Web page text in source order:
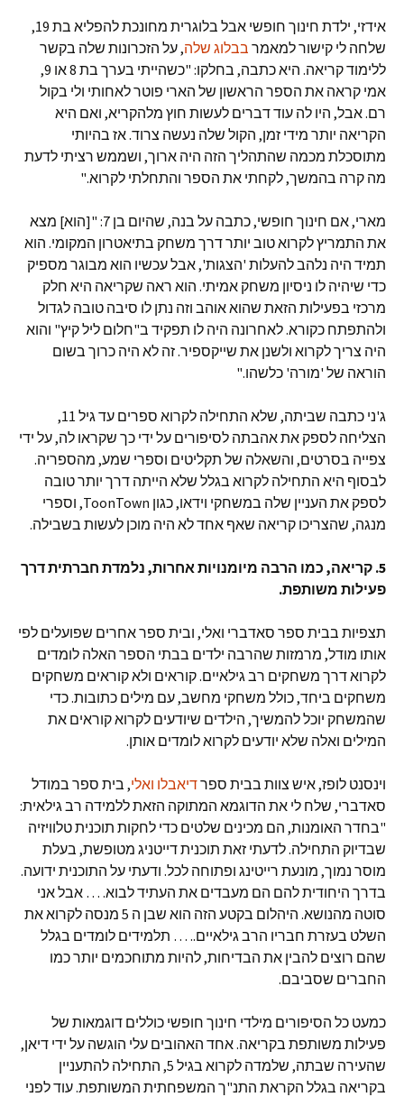
אידזי, ילדת חינוך חופשי אבל בלוגרית מחונכת להפליא בת 19,
שלחה לי קישור למאמר בבלוג שלה, על הזכרונות שלה בקשר
ללימוד קריאה. היא כתבה, בחלקו: "כשהייתי בערך בת 8 או 9,
אמי קראה את הספר הראשון של הארי פוטר לאחותי ולי בקול
רם. אבל, היו לה עוד דברים לעשות חוץ מלהקריא, ואם היא
הקריאה יותר מידי זמן, הקול שלה נעשה צרוד. אז בהיותי
מתוסכלת מכמה שהתהליך הזה היה ארוך, ושממש רציתי לדעת
מה קרה בהמשך, לקחתי את הספר והתחלתי לקרוא."
מארי, אם חינוך חופשי, כתבה על בנה, שהיום בן 7: "[הוא] מצא
את התמריץ לקרוא טוב יותר דרך משחק בתיאטרון המקומי. הוא
תמיד היה נלהב להעלות 'הצגות', אבל עכשיו הוא מבוגר מספיק
כדי שיהיה לו ניסיון משחק אמיתי. הוא ראה שקריאה היא חלק
מרכזי בפעילות הזאת שהוא אוהב וזה נתן לו סיבה טובה לגדול
ולהתפתח כקורא. לאחרונה היה לו תפקיד ב"חלום ליל קיץ" והוא
היה צריך לקרוא ולשנן את שייקספיר. זה לא היה כרוך בשום
הוראה של 'מורה' כלשהו."
ג'ני כתבה שביתה, שלא התחילה לקרוא ספרים עד גיל 11,
הצליחה לספק את אהבתה לסיפורים על ידי כך שקראו לה, על ידי
צפייה בסרטים, והשאלה של תקליטים וספרי שמע, מהספריה.
לבסוף היא התחילה לקרוא בגלל שלא הייתה דרך יותר טובה
לספק את העניין שלה במשחקי וידאו, כגון ToonTown, וספרי
מנגה, שהצריכו קריאה שאף אחד לא היה מוכן לעשות בשבילה.
5. קריאה, כמו הרבה מיומנויות אחרות, נלמדת חברתית דרך
פעילות משותפת.
תצפיות בבית ספר סאדברי ואלי, ובית ספר אחרים שפועלים לפי
אותו מודל, מרמזות שהרבה ילדים בבתי הספר האלה לומדים
לקרוא דרך משחקים רב גילאיים. קוראים ולא קוראים משחקים
משחקים ביחד, כולל משחקי מחשב, עם מילים כתובות. כדי
שהמשחק יוכל להמשיך, הילדים שיודעים לקרוא קוראים את
המילים ואלה שלא יודעים לקרוא לומדים אותן.
וינסנט לופז, איש צוות בבית ספרדיאבלו ואלי, בית ספר במודל
סאדברי, שלח לי את הדוגמא המתוקה הזאת ללמידה רב גילאית:
"בחדר האומנות, הם מכינים שלטים כדי לחקות תוכנית טלוויזיה
שבדיוק התחילה. לדעתי זאת תוכנית דייטניג מטופשת, בעלת
מוסר נמוך, מונעת רייטינג ופתוחה לכל. ודעתי על התוכנית ידועה.
בדרך היחודית להם הם מעבדים את העתיד לבוא. … אבל אני
סוטה מהנושא. היהלום בקטע הזה הוא שבן ה 5 מנסה לקרוא את
השלט בעזרת חבריו הרב גילאיים.. … תלמידים לומדים בגלל
שהם רוצים להבין את הבדיחות, להיות מתוחכמים יותר כמו
החברים שסביבם.
כמעט כל הסיפורים מילדי חינוך חופשי כוללים דוגמאות של
פעילות משותפת בקריאה. אחד האהובים עלי הוגשה על ידי דיאן,
שהעירה שבתה, שלמדה לקרוא בגיל 5, התחילה להתעניין
בקריאה בגלל הקראת התנ"ך המשפחתית המשותפת. עוד לפני